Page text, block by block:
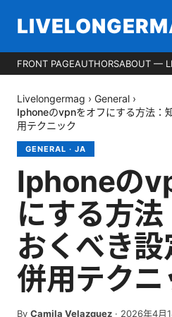
FRONT PAGEAUTHORSABOUT —
Livelongermag › General ›
Iphoneのvpnをオフにする方法：
用テクニック
GENERAL · JA
Iphoneの
にする方
おくべき設
併用テクニ
By Camila Velazquez · 2026年4月